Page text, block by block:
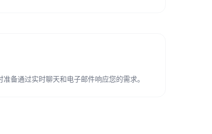
备通过实时聊天和电子邮件响应您的需求。